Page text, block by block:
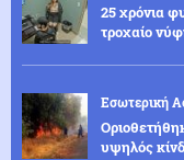
25 χρόνια
τροχαίο
Εσωτερική
υψηλός